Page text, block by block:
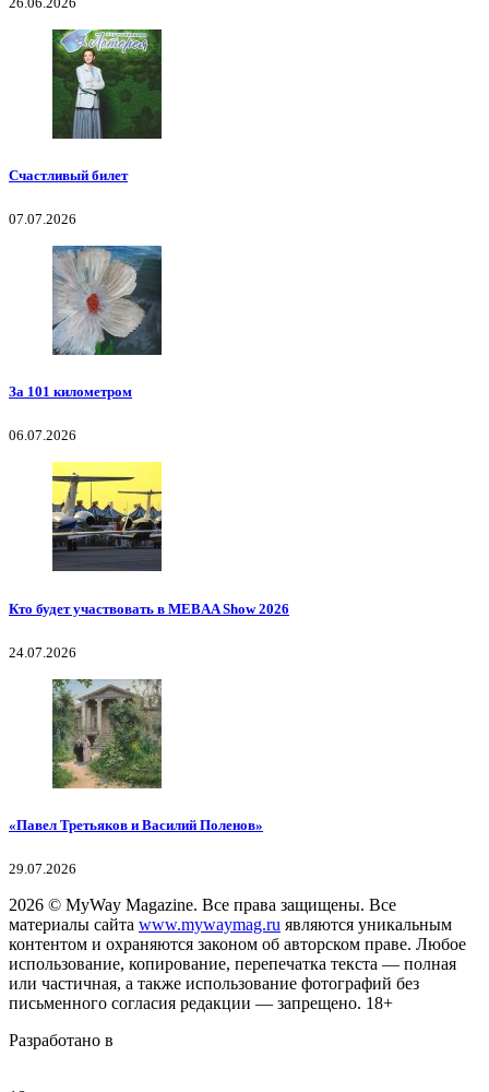
Счастливый билет
07.07.2026
За 101 километром
06.07.2026
Кто будет участвовать в MEBAA Show 2026
24.07.2026
«Павел Третьяков и Василий Поленов»
29.07.2026
2026 © MyWay Magazine. Все права защищены. Все
материалы сайта www.mywaymag.ru являются уникальным
контентом и охраняются законом об авторском праве. Любое
использование, копирование, перепечатка текста — полная
или частичная, а также использование фотографий без
письменного согласия редакции — запрещено. 18+
Разработано в